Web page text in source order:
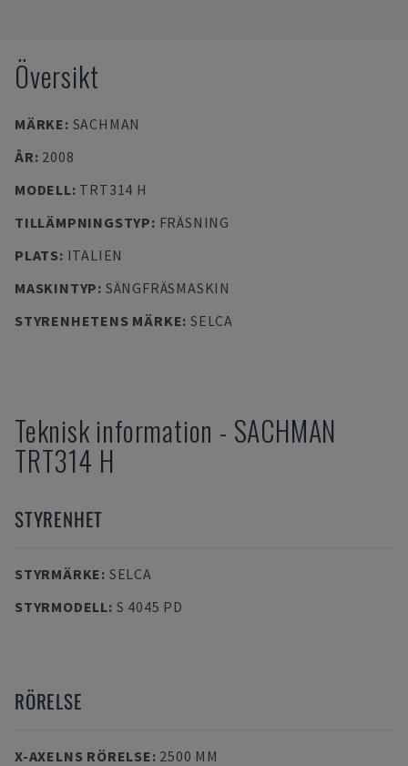
Översikt
MÄRKE: SACHMAN
ÅR: 2008
MODELL: TRT314 H
TILLÄMPNINGSTYP: FRÄSNING
PLATS: ITALIEN
MASKINTYP: SÄNGFRÄSMASKIN
STYRENHETENS MÄRKE: SELCA
Teknisk information - SACHMAN
TRT314 H
STYRENHET
STYRMÄRKE: SELCA
STYRMODELL: S 4045 PD
RÖRELSE
X-AXELNS RÖRELSE: 2500 MM